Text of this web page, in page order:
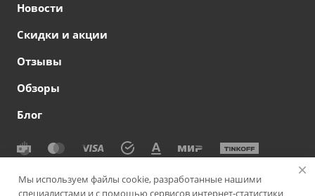
Новости
Скидки и акции
Отзывы
Обзоры
Блог
© 2026 Сеть офтальмологических клиник СВЕТОДАР
Мы используем файлы cookie, разработанные нашими
специалистами и с помощью сервисов интернет-статистики